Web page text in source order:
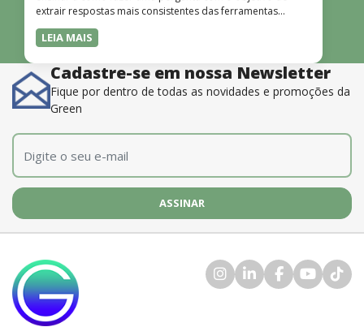
extrair respostas mais consistentes das ferramentas
disponíveis. O instrutor também é muito bom, além de
dominar o conteúdo, possui uma didática que incentiva o
LEIA MAIS
Cadastre-se em nossa Newsletter
Fique por dentro de todas as novidades e promoções da
Green
E-mail